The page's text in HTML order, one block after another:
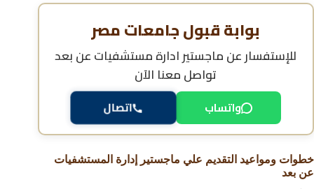
بوابة قبول جامعات مصر
للإستفسار عنماجستير ادارة مستشفيات عن بعد
تواصل معنا الآن
واتساب اتصال
خطوات ومواعيد التقديم علي ماجستير إدارة المستشفيات
عن بعد